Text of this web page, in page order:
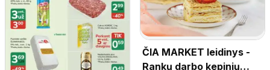
ČIA MARKET leidinys -
Rankų darbo kepinių